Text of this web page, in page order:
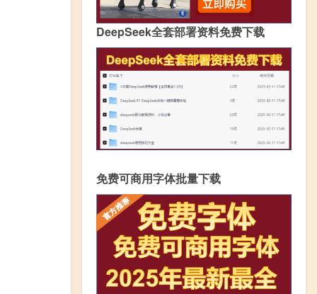
DeepSeek全套部署资料免费下载
免费可商用字体批量下载